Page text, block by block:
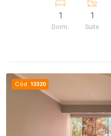
quem busca
ao comércio e
1
Dorm.
1
Suite
Cód. 13320